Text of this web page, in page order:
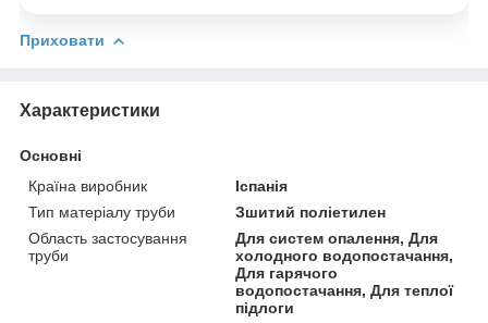
Приховати
Характеристики
Основні
Країна виробник
Іспанія
Тип матеріалу труби
Зшитий поліетилен
Область застосування
труби
Для систем опалення, Для
холодного водопостачання,
Для гарячого
водопостачання, Для теплої
підлоги